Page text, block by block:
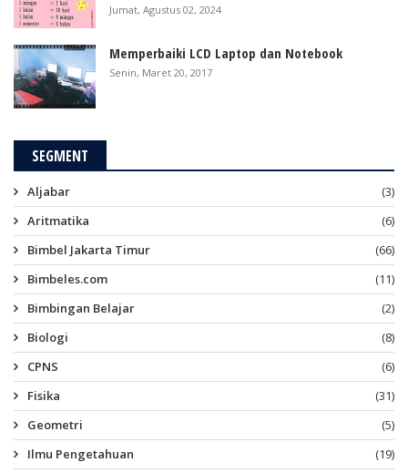
Jumat, Agustus 02, 2024
Memperbaiki LCD Laptop dan Notebook
Senin, Maret 20, 2017
SEGMENT
Aljabar
(3)
Aritmatika
(6)
Bimbel Jakarta Timur
(66)
Bimbeles.com
(11)
Bimbingan Belajar
(2)
Biologi
(8)
CPNS
(6)
Fisika
(31)
Geometri
(5)
Ilmu Pengetahuan
(19)